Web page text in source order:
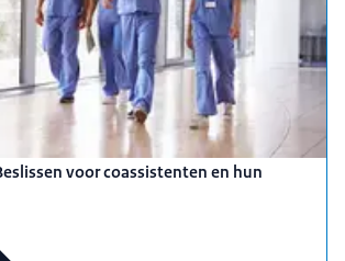
voor coassistenten en hun